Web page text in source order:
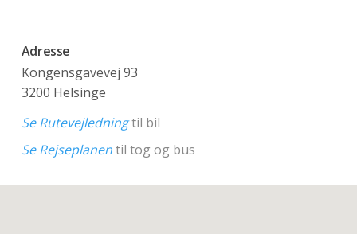
Adresse
Kongensgavevej 93
3200 Helsinge
Se Rutevejledningtil bil
Se Rejseplanentil tog og bus